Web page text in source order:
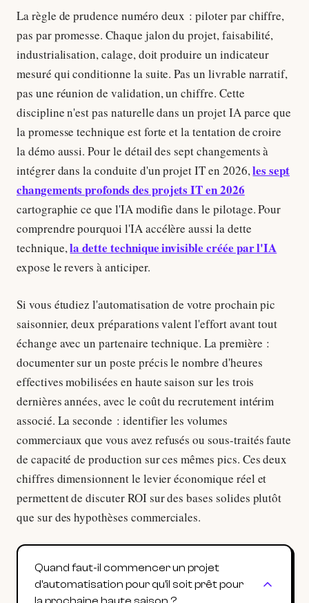
La règle de prudence numéro deux : piloter par chiffre,
pas par promesse. Chaque jalon du projet, faisabilité,
industrialisation, calage, doit produire un indicateur
mesuré qui conditionne la suite. Pas un livrable narratif,
pas une réunion de validation, un chiffre. Cette
discipline n'est pas naturelle dans un projet IA parce que
la promesse technique est forte et la tentation de croire
la démo aussi. Pour le détail des sept changements à
intégrer dans la conduite d'un projet IT en 2026,les sept
changements profonds des projets IT en 2026
cartographie ce que l'IA modifie dans le pilotage. Pour
comprendre pourquoi l'IA accélère aussi la dette
technique,la dette technique invisible créée par l'IA
expose le revers à anticiper.
Si vous étudiez l'automatisation de votre prochain pic
saisonnier, deux préparations valent l'effort avant tout
échange avec un partenaire technique. La première :
documenter sur un poste précis le nombre d'heures
effectives mobilisées en haute saison sur les trois
dernières années, avec le coût du recrutement intérim
associé. La seconde : identifier les volumes
commerciaux que vous avez refusés ou sous-traités faute
de capacité de production sur ces mêmes pics. Ces deux
chiffres dimensionnent le levier économique réel et
permettent de discuter ROI sur des bases solides plutôt
que sur des hypothèses commerciales.
Quand faut-il commencer un projet
d'automatisation pour qu'il soit prêt pour